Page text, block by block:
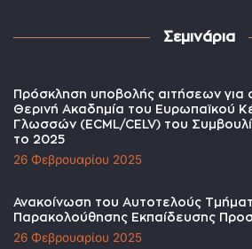
Σεμινάρια
Πρόσκληση υποβολής αιτήσεων για
Θερινή Ακαδημία του Ευρωπαϊκού
Γλωσσών (ECML/CELV) του
το 2025
26 Φεβρουαρίου 2025
Ανακοίνωση του Αυτοτελούς
Παρακολούθησης Εκπαίδευσης
26 Φεβρουαρίου 2025